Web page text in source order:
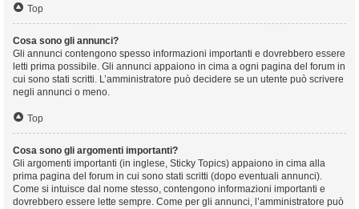
Top
Cosa sono gli annunci?
Gli annunci contengono spesso informazioni importanti e dovrebbero essere
letti prima possibile. Gli annunci appaiono in cima a ogni pagina del forum in
cui sono stati scritti. L’amministratore può decidere se un utente può scrivere
negli annunci o meno.
Top
Cosa sono gli argomenti importanti?
Gli argomenti importanti (in inglese, Sticky Topics) appaiono in cima alla
prima pagina del forum in cui sono stati scritti (dopo eventuali annunci).
Come si intuisce dal nome stesso, contengono informazioni importanti e
dovrebbero essere lette sempre. Come per gli annunci, l’amministratore può